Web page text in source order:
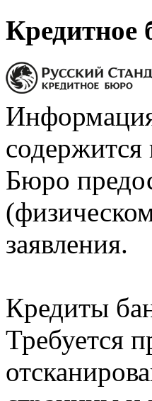
Кредитное
содержится
Бюро
заявления.
Кредиты
Требуется